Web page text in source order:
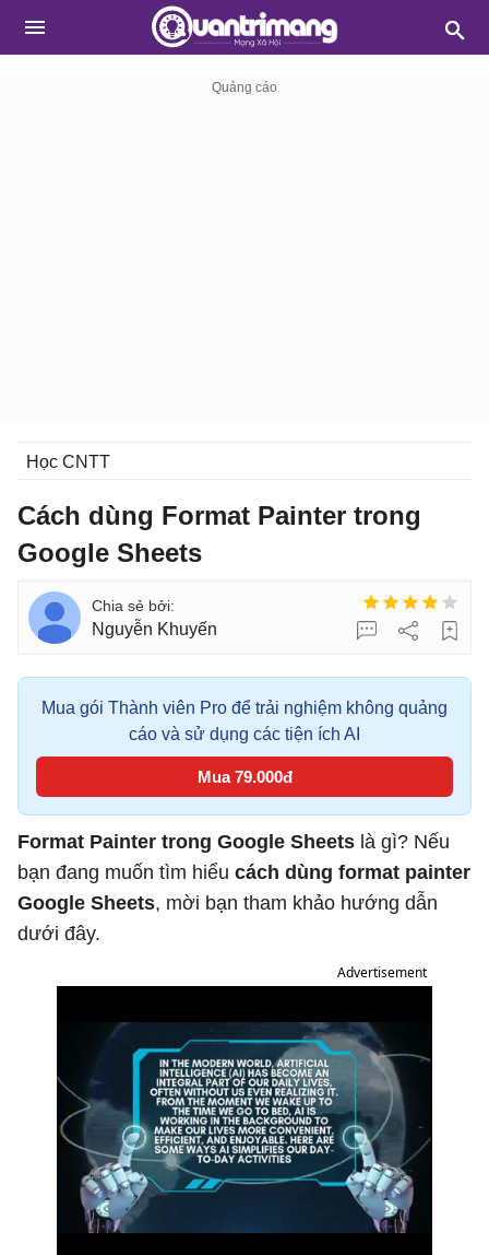
Học CNTT
Cách dùng Format Painter trong
Google Sheets
Nguyễn Khuyến
Mua gói Thành viên Pro để trải nghiệm không quảng
cáo và sử dụng các tiện ích AI
Mua 79.000đ
Format Painter trong Google Sheets là gì? Nếu
bạn đang muốn tìm hiểu cách dùng format painter
Google Sheets, mời bạn tham khảo hướng dẫn
dưới đây.
Advertisement